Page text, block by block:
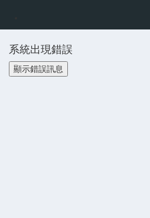
系統出現錯誤
顯示錯誤訊息